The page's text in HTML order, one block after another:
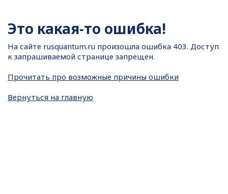
Это какая-то ошибка!
На сайте rusquantum.ru произошла ошибка 403. Доступ
к запрашиваемой странице запрещен.
Прочитать про возможные причины ошибки
Вернуться на главную